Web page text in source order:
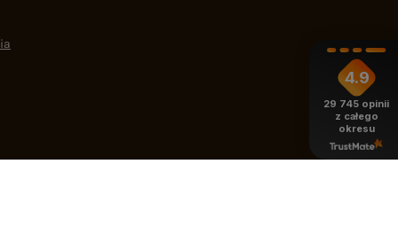
4.9
29 745 opinii
z całego
okresu